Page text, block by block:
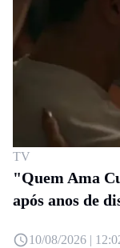
TV
"Quem Ama
após anos de
10/08/2026 |